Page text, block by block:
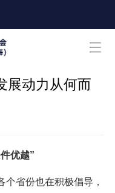
展动力从何而
优越”
个省份也在积极倡导，